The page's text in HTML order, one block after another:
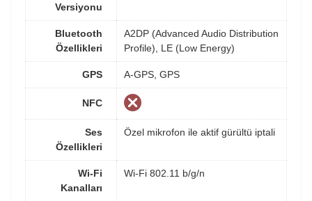
Versiyonu
Bluetooth
Özellikleri
A2DP (Advanced Audio Distribution
Profile), LE (Low Energy)
GPS A-GPS, GPS
NFC
Ses
Özellikleri
Özel mikrofon ile aktif gürültü iptali
Wi-Fi
Kanalları
Wi-Fi 802.11 b/g/n